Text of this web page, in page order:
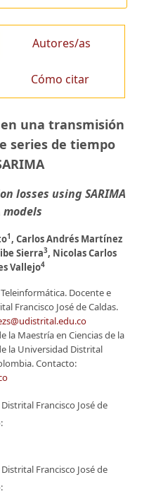
Autores/as
Cómo citar
una transmisión
series de tiempo
losses using SARIMA
models
1, Carlos Andrés Martínez
Sierra3, Nicolas Carlos
Vallejo4
Docente e
Francisco José de Caldas.
la Maestría en Ciencias de la
la Universidad Distrital
Contacto:
Francisco José de
Francisco José de